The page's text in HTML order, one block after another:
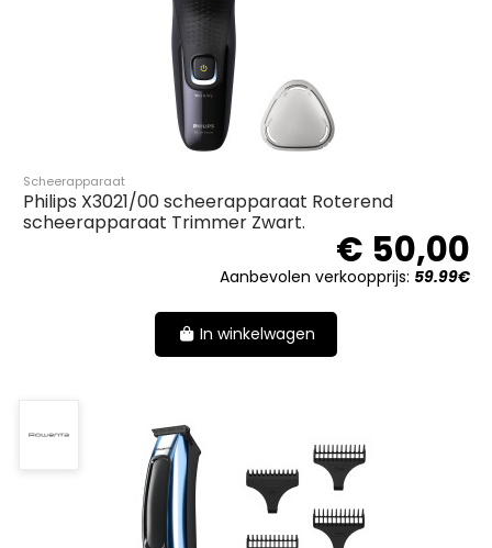
Scheerapparaat
Philips X3021/00 scheerapparaat Roterend
scheerapparaat Trimmer Zwart.
€ 50,00
Aanbevolen verkoopprijs: 59.99€
In winkelwagen